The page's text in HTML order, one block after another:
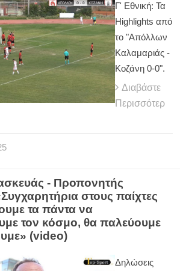
Γ' Εθνική: Τα
Highlights από
το "Απόλλων
Καλαμαριάς -
Κοζάνη 0-0".
Διαβάστε
Περισσότερ
- Προπονητής
στους παίχτες
τα πάντα να
τον κόσμο, θα παλεύουμε
(video)
Δηλώσεις